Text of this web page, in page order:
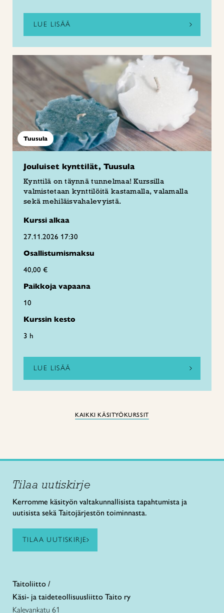
LUE LISÄÄ
Tuusula
Jouluiset kynttilät, Tuusula
Kynttilä on täynnä tunnelmaa! Kurssilla
valmistetaan kynttilöitä kastamalla, valamalla
sekä mehiläisvahalevyistä.
Kurssi alkaa
27.11.2026 17:30
Osallistumismaksu
40,00 €
Paikkoja vapaana
10
Kurssin kesto
3 h
LUE LISÄÄ
KAIKKI KÄSITYÖKURSSIT
Tilaa uutiskirje
Kerromme käsityön valtakunnallisista tapahtumista ja
uutisista sekä Taitojärjestön toiminnasta.
TILAA UUTISKIRJE
Taitoliitto /
Käsi- ja taideteollisuusliitto Taito ry
Kalevankatu 61